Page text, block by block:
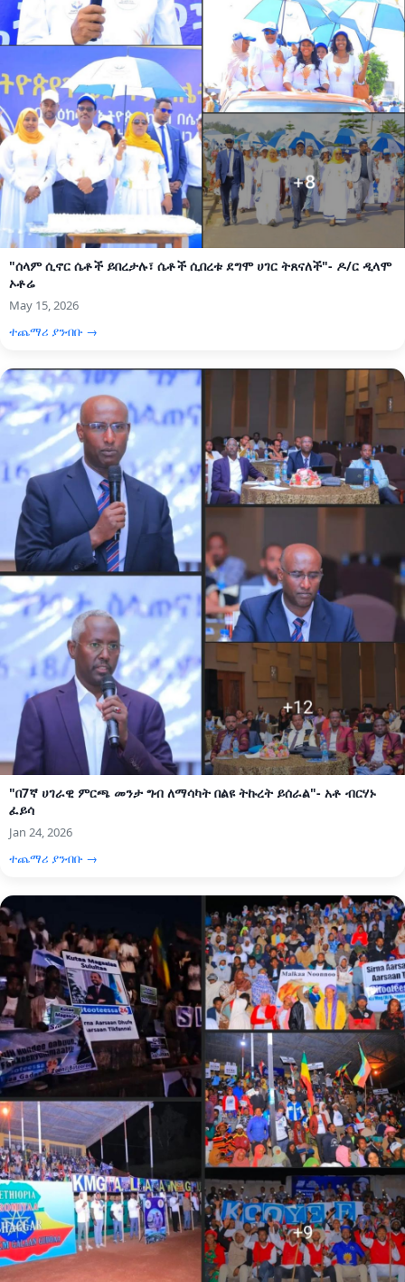
"ሰላም ሲኖር ሴቶች ይበረታሉ፣ ሴቶች ሲበረቱ ደግሞ ሀገር ትጸናለች"- ዶ/ር ዲላሞ
ኦቶሬ
May 15, 2026
ተጨማሪ ያንብቡ →
"በ7ኛ ሀገራዊ ምርጫ መንታ ግብ ለማሳካት በልዩ ትኩረት ይሰራል"- አቶ ብርሃኑ
ፈይሳ
Jan 24, 2026
ተጨማሪ ያንብቡ →